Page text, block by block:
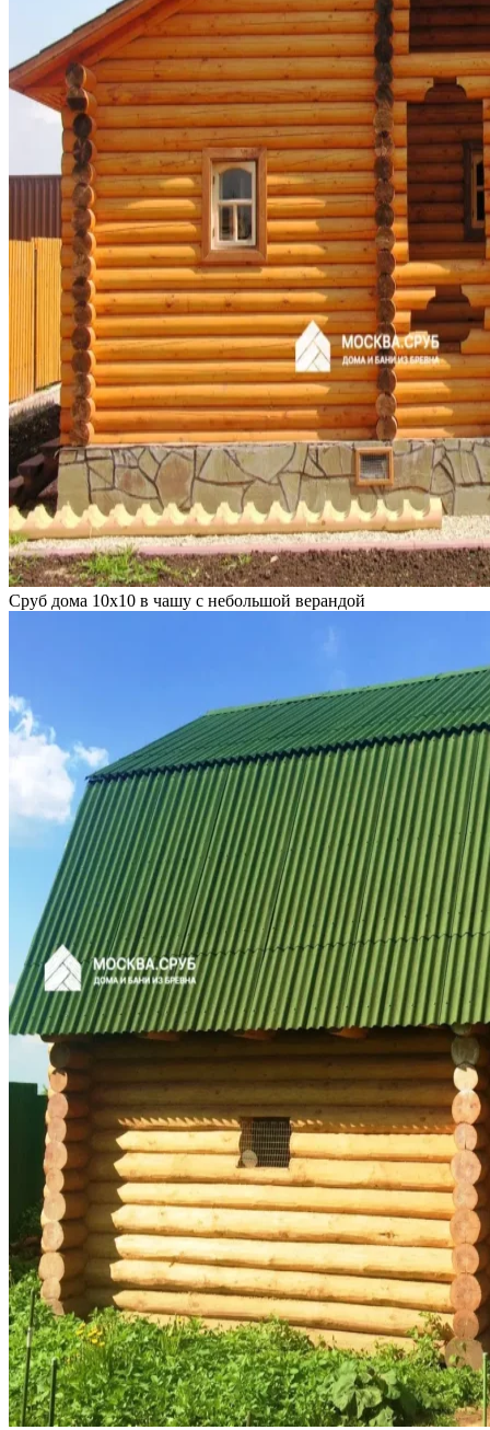
Сруб дома 10х10 в чашу с небольшой верандой